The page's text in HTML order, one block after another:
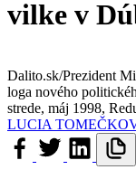
vilke v
Dalito.sk/Prezident
loga nového
strede, máj 1998,
LUCIA